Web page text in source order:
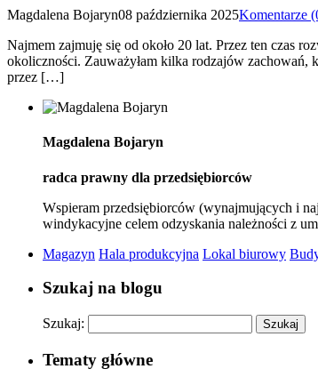
Magdalena Bojaryn08 października 2025Komentarze
Najmem zajmuję się od około 20 lat. Przez ten czas
okoliczności. Zauważyłam kilka rodzajów zachowań,
przez […]
Magdalena Bojaryn
radca prawny dla przedsiębiorców
Wspieram przedsiębiorców (wynajmujących i
windykacyjne celem odzyskania należności z
Magazyn Hala produkcyjna Lokal biurowy
Szukaj na blogu
Szukaj:
Tematy główne